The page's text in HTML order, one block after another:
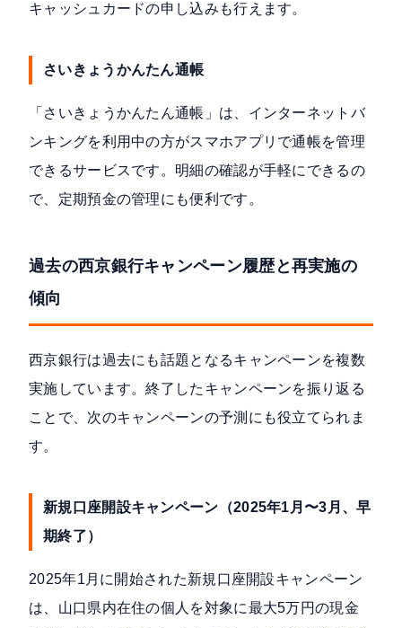
キャッシュカードの申し込みも行えます。
さいきょうかんたん通帳
「さいきょうかんたん通帳」は、インターネットバ
ンキングを利用中の方がスマホアプリで通帳を管理
できるサービスです。明細の確認が手軽にできるの
で、定期預金の管理にも便利です。
過去の西京銀行キャンペーン履歴と再実施の
傾向
西京銀行は過去にも話題となるキャンペーンを複数
実施しています。終了したキャンペーンを振り返る
ことで、次のキャンペーンの予測にも役立てられま
す。
新規口座開設キャンペーン（2025年1月〜3月、早
期終了）
2025年1月に開始された新規口座開設キャンペーン
は、山口県内在住の個人を対象に最大5万円の現金